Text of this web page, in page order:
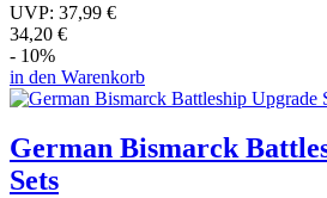
UVP: 37,99 €
34,20 €
- 10%
in den Warenkorb
German Bismarck
Sets